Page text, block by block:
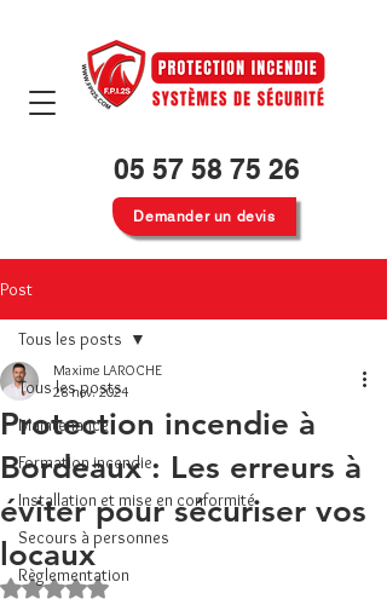
05 57 58 75 26
Demander un devis
Post
Tous les posts
Maintenance
Formation incendie
Installation et mise en conformité
Secours à personnes
Règlementation
Tous les posts
Protection incendie à
Bordeaux : Les erreurs à
éviter pour sécuriser vos
locaux
Maxime LAROCHE
28 nov. 2024
Noté NaN étoiles sur 5.